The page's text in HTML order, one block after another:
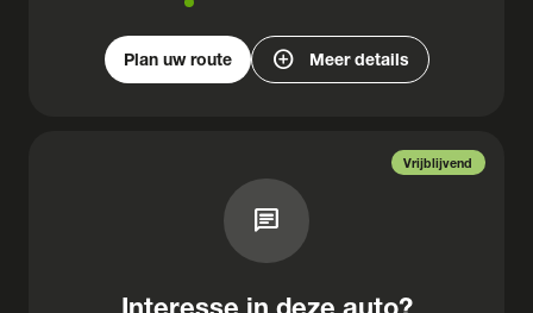
Plan uw route add_circle Meer details
Vrijblijvend
chat